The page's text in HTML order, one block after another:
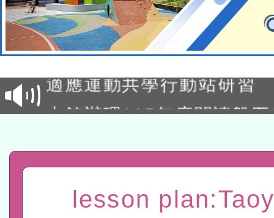
本校115學年度第2次代理
結果公告(無人報名，續辦
適應運動共學行動站研習
本館辦理115年度閱讀磐
程
A3數位素養講師名單
「數位內容與教學軟體線
lesson